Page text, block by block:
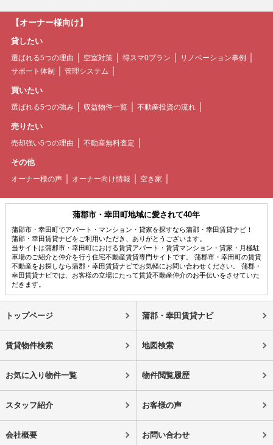
【オーナー様向け】
貸したい
選ばれる5つの理由 空室対策 得スマ0プラン
リノベーション事例
サポート体制
管理システム
買いたい
選ばれる5つの強み 収益物件一覧 不動産投資の流れ
売りたい
売却強い5つの理由 不動産無料査定
その他
オーナー様の声 オーナー向け情報 空き家
蒲郡市・幸田町地域に愛されて40年
蒲郡市・幸田町でアパート・マンション・貸家を探すなら蒲郡・幸田賃貸ナビ！
蒲郡・幸田賃貸ナビをご利用いただき、ありがとうございます。
当サイトは蒲郡市・幸田町における賃貸アパート・賃貸マンション・貸家・月極駐
車場のご紹介と仲介を行う住宅不動産賃貸専門サイトです。 蒲郡市・幸田町の賃貸
不動産をお探しなら蒲郡・幸田賃貸ナビでお気軽にお問い合わせください。 蒲郡・
幸田賃貸ナビでは、お客様の立場にたって賃貸不動産仲介のお手伝いをさせていた
だきます。
トップページ 蒲郡・幸田賃貸ナビ
賃貸物件検索 地図検索
お気に入り物件一覧 物件閲覧履歴
スタッフ紹介 お客様の声
会社概要 お問い合わせ